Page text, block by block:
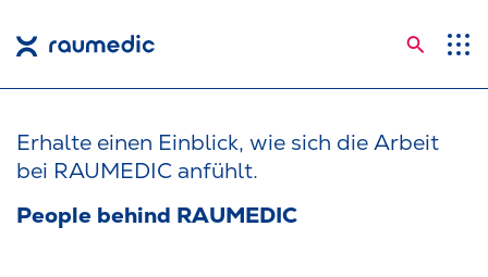
Anwendungsgebiete
Kompetenzen
Unternehmen
Karriere
Suche
Erhalte einen Einblick, wie sich die Arbeit
bei RAUMEDIC anfühlt.
People behind RAUMEDIC